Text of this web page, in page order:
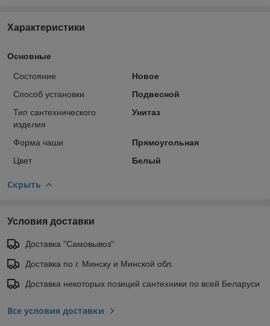
Характеристики
Основные
Состояние
Новое
Способ установки
Подвесной
Тип сантехнического
изделия
Унитаз
Форма чаши
Прямоугольная
Цвет
Белый
Скрыть
Условия доставки
Доставка "Самовывоз"
Доставка по г. Минску и Минской обл.
Доставка некоторых позиций сантехники по всей Беларуси
Все условия доставки